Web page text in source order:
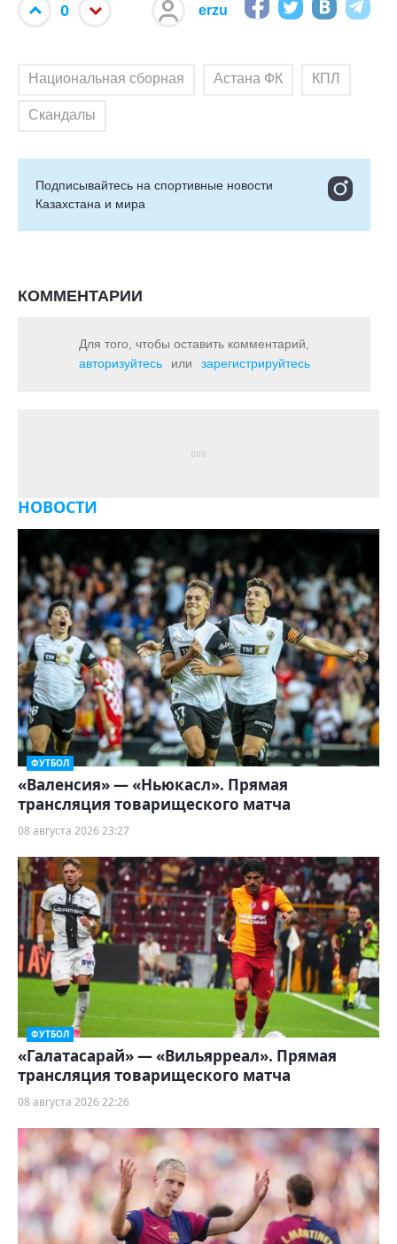
0 erzu
Национальная сборная Астана ФК КПЛ
Скандалы
Подписывайтесь на cпортивные новости
Казахстана и мира
КОММЕНТАРИИ
Для того, чтобы оставить комментарий,
авторизуйтесь
или зарегистрируйтесь
НОВОСТИ
ФУТБОЛ
«Валенсия» — «Ньюкасл». Прямая
трансляция товарищеского матча
08 августа 2026 23:27
ФУТБОЛ
«Галатасарай» — «Вильярреал». Прямая
трансляция товарищеского матча
08 августа 2026 22:26